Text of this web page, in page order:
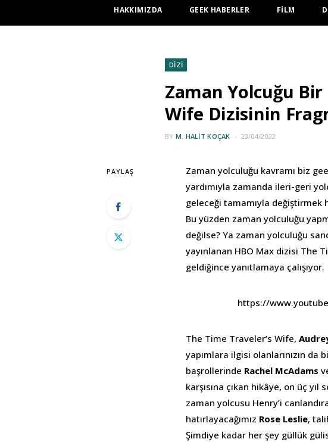
HAKKIMIZDA GEEK HABERLER FİLM
DİZİ
Zaman Yolcuğu
Wife Dizisinin
BY M. HALIT KOÇAK 23/04/2022
PAYLAŞ
Zaman yolculuğu kavramı biz
yardımıyla zamanda ileri-geri
geleceği tamamıyla
Bu yüzden zaman yolculuğu
değilse? Ya zaman yolculuğu
yayınlanan HBO Max dizisi The
geldiğince yanıtlamaya çalışıyor.
https://
The Time Traveler’s Wife,
yapımlara ilgisi olanlarınızın da
başrollerinde Rachel McAdams
karşısına çıkan hikâye, on üç
zaman yolcusu Henry’i
hatırlayacağımız Rose Leslie,
Şimdiye kadar her şey güllük